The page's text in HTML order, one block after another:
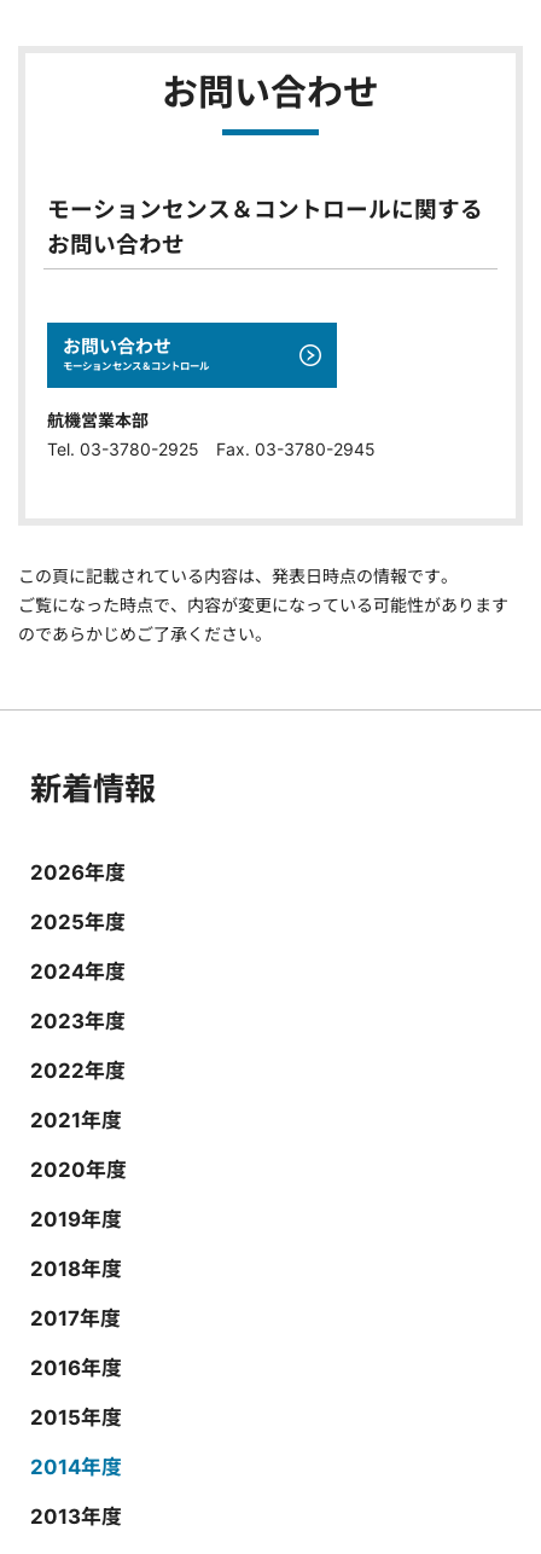
お問い合わせ
モーションセンス＆コントロールに関する
お問い合わせ
お問い合わせ
モーションセンス＆コントロール
航機営業本部
Tel. 03-3780-2925 Fax. 03-3780-2945
この頁に記載されている内容は、発表日時点の情報です。
ご覧になった時点で、内容が変更になっている可能性があります
のであらかじめご了承ください。
新着情報
2026年度
2025年度
2024年度
2023年度
2022年度
2021年度
2020年度
2019年度
2018年度
2017年度
2016年度
2015年度
2014年度
2013年度